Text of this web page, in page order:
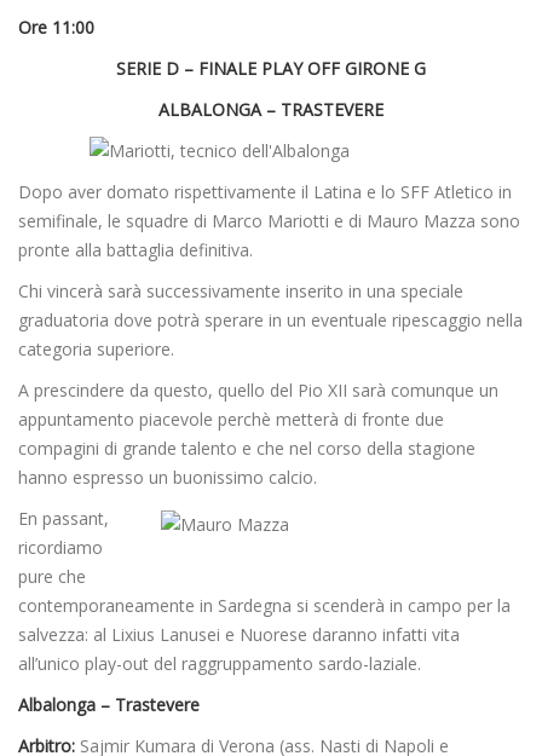
Ore 11:00
SERIE D – FINALE PLAY OFF GIRONE G
ALBALONGA – TRASTEVERE
Dopo aver domato rispettivamente il Latina e lo SFF Atletico in
semifinale, le squadre di Marco Mariotti e di Mauro Mazza sono
pronte alla battaglia definitiva.
Chi vincerà sarà successivamente inserito in una speciale
graduatoria dove potrà sperare in un eventuale ripescaggio nella
categoria superiore.
A prescindere da questo, quello del Pio XII sarà comunque un
appuntamento piacevole perchè metterà di fronte due
compagini di grande talento e che nel corso della stagione
hanno espresso un buonissimo calcio.
En passant,
ricordiamo
pure che
contemporaneamente in Sardegna si scenderà in campo per la
salvezza: al Lixius Lanusei e Nuorese daranno infatti vita
all’unico play-out del raggruppamento sardo-laziale.
Albalonga – Trastevere
Arbitro: Sajmir Kumara di Verona (ass. Nasti di Napoli e